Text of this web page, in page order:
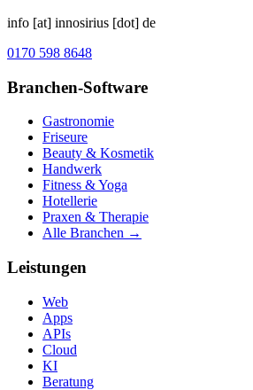
info [at] innosirius [dot] de
0170 598 8648
Branchen-Software
Gastronomie
Friseure
Beauty & Kosmetik
Handwerk
Fitness & Yoga
Hotellerie
Praxen & Therapie
Alle Branchen →
Leistungen
Web
Apps
APIs
Cloud
KI
Beratung